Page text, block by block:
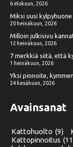
6 elokuun, 2026
Miksi uusi
20 heinäkuun, 2026
Milloin julkisivu
12 heinäkuun, 2026
7 merkkiä siitä, että
1 heinäkuun, 2026
Yksi pinnoite,
24 kesäkuun, 2026
Avainsanat
Kattohuolto (9)
Kattopinnoitus